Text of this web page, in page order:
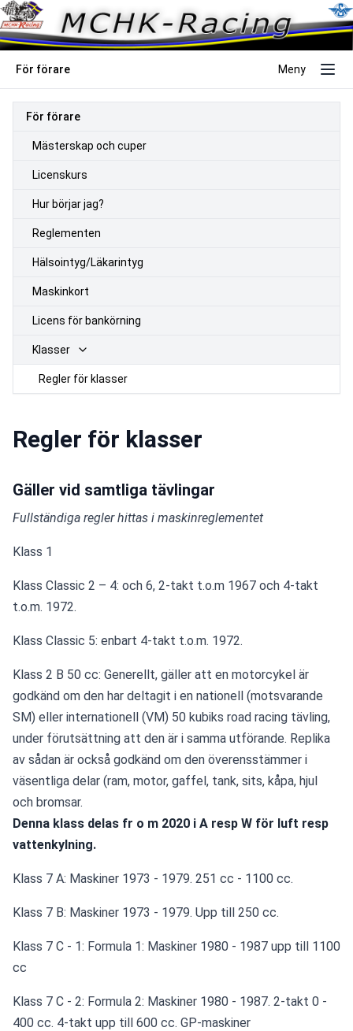
För förare Meny
För förare
Mästerskap och cuper
Licenskurs
Hur börjar jag?
Reglementen
Hälsointyg/Läkarintyg
Maskinkort
Licens för bankörning
Klasser
Regler för klasser
Regler för klasser
Gäller vid samtliga tävlingar
Fullständiga regler hittas i maskinreglementet
Klass 1
Klass Classic 2 – 4: och 6, 2-takt t.o.m 1967 och 4-takt
t.o.m. 1972.
Klass Classic 5: enbart 4-takt t.o.m. 1972.
Klass 2 B 50 cc: Generellt, gäller att en motorcykel är
godkänd om den har deltagit i en nationell (motsvarande
SM) eller internationell (VM) 50 kubiks road racing tävling,
under förutsättning att den är i samma utförande. Replika
av sådan är också godkänd om den överensstämmer i
väsentliga delar (ram, motor, gaffel, tank, sits, kåpa, hjul
och bromsar.
Denna klass delas fr o m 2020 i A resp W för luft resp
vattenkylning.
Klass 7 A: Maskiner 1973 - 1979. 251 cc - 1100 cc.
Klass 7 B: Maskiner 1973 - 1979. Upp till 250 cc.
Klass 7 C - 1: Formula 1: Maskiner 1980 - 1987 upp till 1100
cc
Klass 7 C - 2: Formula 2: Maskiner 1980 - 1987. 2-takt 0 -
400 cc. 4-takt upp till 600 cc. GP-maskiner